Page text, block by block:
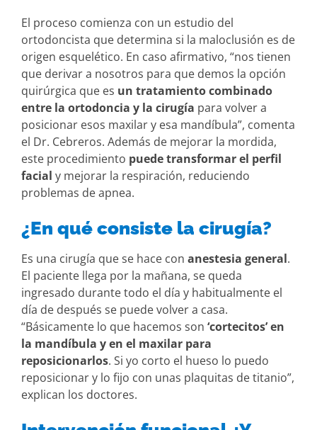
El proceso comienza con un estudio del
ortodoncista que determina si la maloclusión es de
origen esquelético. En caso afirmativo, “nos tienen
que derivar a nosotros para que demos la opción
quirúrgica que es un tratamiento combinado
entre la ortodoncia y la cirugía para volver a
posicionar esos maxilar y esa mandíbula”, comenta
el Dr. Cebreros. Además de mejorar la mordida,
este procedimiento puede transformar el perfil
facial y mejorar la respiración, reduciendo
problemas de apnea.
¿En qué consiste la cirugía?
Es una cirugía que se hace con anestesia general.
El paciente llega por la mañana, se queda
ingresado durante todo el día y habitualmente el
día de después se puede volver a casa.
“Básicamente lo que hacemos son ‘cortecitos’ en
la mandíbula y en el maxilar para
reposicionarlos. Si yo corto el hueso lo puedo
reposicionar y lo fijo con unas plaquitas de titanio”,
explican los doctores.